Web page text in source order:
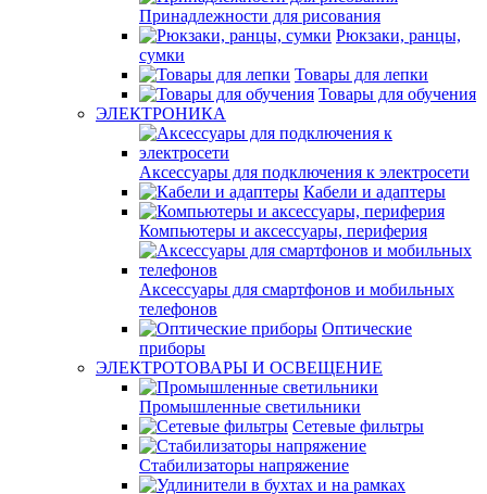
Принадлежности для рисования
Рюкзаки, ранцы,
сумки
Товары для лепки
Товары для обучения
ЭЛЕКТРОНИКА
Аксессуары для подключения к электросети
Кабели и адаптеры
Компьютеры и аксессуары, периферия
Аксессуары для смартфонов и мобильных
телефонов
Оптические
приборы
ЭЛЕКТРОТОВАРЫ И ОСВЕЩЕНИЕ
Промышленные светильники
Сетевые фильтры
Стабилизаторы напряжение